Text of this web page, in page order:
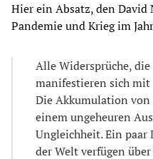
Hier ein Absatz, den David
Pandemie und Krieg im
Alle Widersprüche,
manifestieren sich
Die Akkumulation
einem ungeheuren
Ungleichheit. Ein paar
der Welt verfügen